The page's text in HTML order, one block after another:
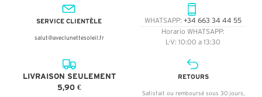
SERVICE CLIENTÈLE
salut@aveclunettesoleil.fr
WHATSAPP: +34 663 34 44 55
Horario WHATSAPP:
L-V: 10:00 a 13:30
LIVRAISON SEULEMENT
5,90 €
RETOURS
Satisfait ou remboursé sous 30 jours,